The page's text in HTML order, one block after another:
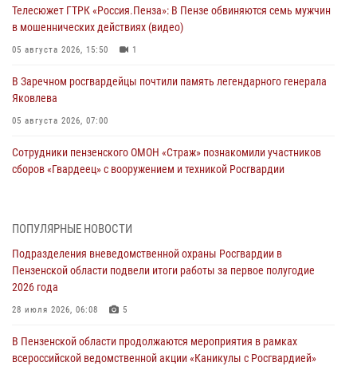
Телесюжет ГТРК «Россия.Пенза»: В Пензе обвиняются семь мужчин
в мошеннических действиях (видео)
05 августа 2026, 15:50 1
В Заречном росгвардейцы почтили память легендарного генерала
Яковлева
05 августа 2026, 07:00
Сотрудники пензенского ОМОН «Страж» познакомили участников
сборов «Гвардеец» с вооружением и техникой Росгвардии
В Пензе сотрудники Росгвардии оказали помощь
05 августа 2026, 04:00
В Пензе при силовой поддержке Росгвардии пресечена
деятельность ОПГ, маскировавшейся под реабилитационный центр
4
ПОПУЛЯРНЫЕ НОВОСТИ
Подразделения вневедомственной охраны Росгвардии в
Пензенской области подвели итоги работы за первое полугодие
2026 года
28 июля 2026, 06:08 5
В Пензенской области продолжаются мероприятия в рамках
всероссийской ведомственной акции «Каникулы с Росгвардией»